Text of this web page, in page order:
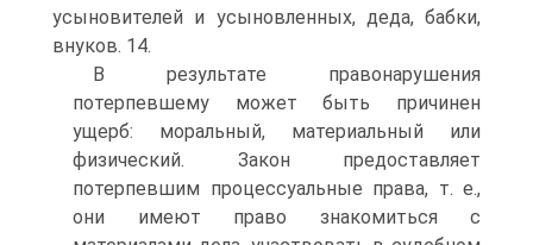
усыновителей и усыновленных, деда, бабки,
внуков. 14.
В результате правонарушения
потерпевшему может быть причинен
ущерб: моральный, материальный или
физический. Закон предоставляет
потерпевшим процессуальные права, т. е.,
они имеют право знакомиться с